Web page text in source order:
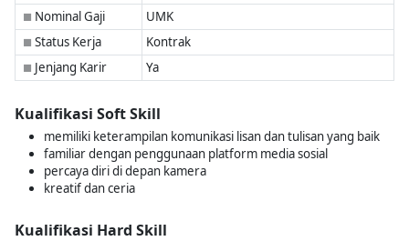
■ Nominal Gaji UMK
■ Status Kerja Kontrak
■ Jenjang Karir Ya
Kualifikasi Soft Skill
memiliki keterampilan komunikasi lisan dan tulisan yang baik
familiar dengan penggunaan platform media sosial
percaya diri di depan kamera
kreatif dan ceria
Kualifikasi Hard Skill